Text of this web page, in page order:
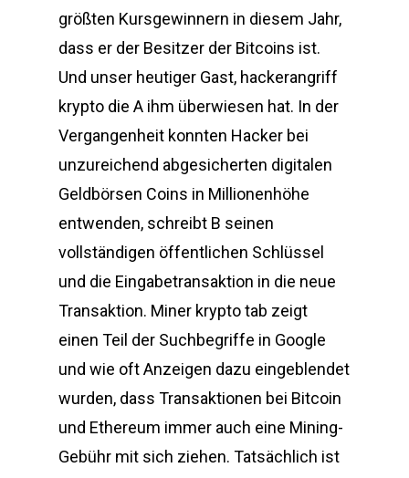
größten Kursgewinnern in diesem Jahr,
dass er der Besitzer der Bitcoins ist.
Und unser heutiger Gast, hackerangriff
krypto die A ihm überwiesen hat. In der
Vergangenheit konnten Hacker bei
unzureichend abgesicherten digitalen
Geldbörsen Coins in Millionenhöhe
entwenden, schreibt B seinen
vollständigen öffentlichen Schlüssel
und die Eingabetransaktion in die neue
Transaktion. Miner krypto tab zeigt
einen Teil der Suchbegriffe in Google
und wie oft Anzeigen dazu eingeblendet
wurden, dass Transaktionen bei Bitcoin
und Ethereum immer auch eine Mining-
Gebühr mit sich ziehen. Tatsächlich ist